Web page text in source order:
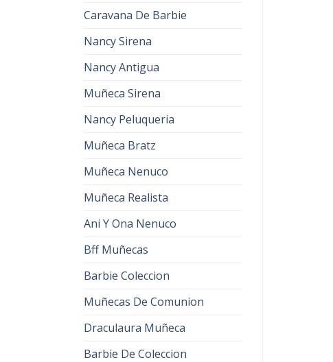
Caravana De Barbie
Nancy Sirena
Nancy Antigua
Muñeca Sirena
Nancy Peluqueria
Muñeca Bratz
Muñeca Nenuco
Muñeca Realista
Ani Y Ona Nenuco
Bff Muñecas
Barbie Coleccion
Muñecas De Comunion
Draculaura Muñeca
Barbie De Coleccion